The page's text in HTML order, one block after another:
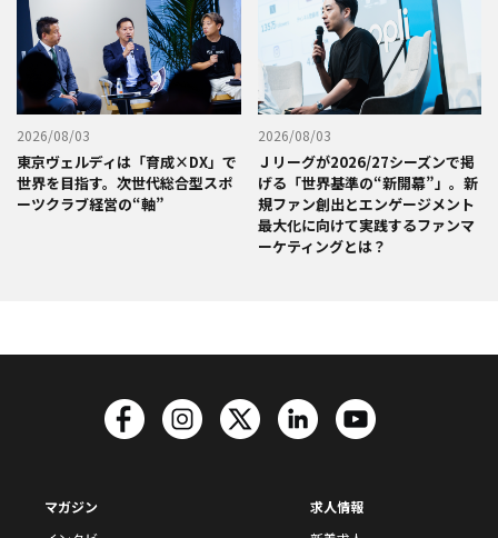
2026/08/03
東京ヴェルディは「育成×DX」で
世界を目指す。次世代総合型スポ
ーツクラブ経営の“軸”
2026/08/03
Ｊリーグが2026/27シーズンで掲
げる「世界基準の“新開幕”」。新
規ファン創出とエンゲージメント
最大化に向けて実践するファンマ
ーケティングとは？
マガジン
求人情報